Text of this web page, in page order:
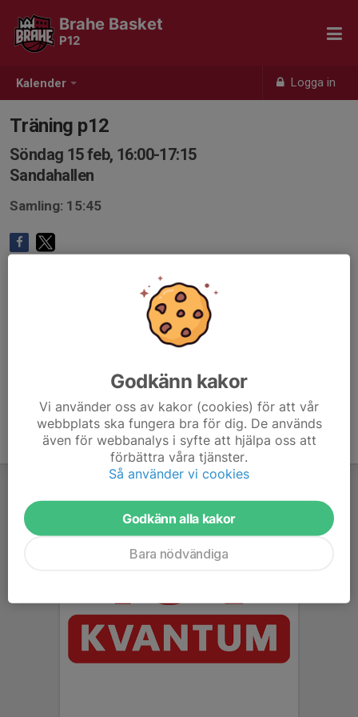
Kalender Logga in
Brahe Basket
P12
Träning p12
Söndag 15 feb, 16:00-17:15
Sandahallen
Samling: 15:45
Godkänn kakor
Vi använder oss av kakor (cookies) för att vår
webbplats ska fungera bra för dig. De används
även för webbanalys i syfte att hjälpa oss att
förbättra våra tjänster.
Så använder vi cookies
Godkänn alla kakor
Bara nödvändiga